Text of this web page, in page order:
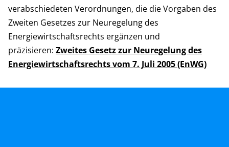
verabschiedeten Verordnungen, die die Vorgaben des
Zweiten Gesetzes zur Neuregelung des
Energiewirtschaftsrechts ergänzen und
präzisieren:Zweites Gesetz zur Neuregelung des
Energiewirtschaftsrechts vom 7. Juli 2005 (EnWG)